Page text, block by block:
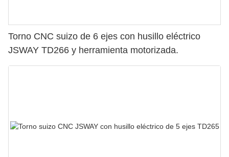
Torno CNC suizo de 6 ejes con husillo eléctrico
JSWAY TD266 y herramienta motorizada.